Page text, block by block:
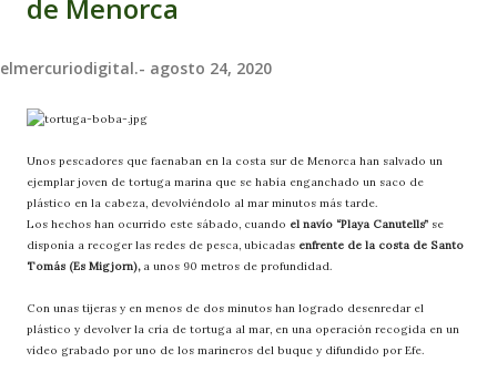
de Menorca
elmercuriodigital.- agosto 24, 2020
Unos pescadores que faenaban en la costa sur de Menorca han salvado un
ejemplar joven de tortuga marina que se había enganchado un saco de
plástico en la cabeza, devolviéndolo al mar minutos más tarde.
Los hechos han ocurrido este sábado, cuando el navío “Playa Canutells” se
disponía a recoger las redes de pesca, ubicadas enfrente de la costa de Santo
Tomás (Es Migjorn),a unos 90 metros de profundidad.
Con unas tijeras y en menos de dos minutos han logrado desenredar el
plástico y devolver la cría de tortuga al mar, en una operación recogida en un
vídeo grabado por uno de los marineros del buque y difundido por Efe.